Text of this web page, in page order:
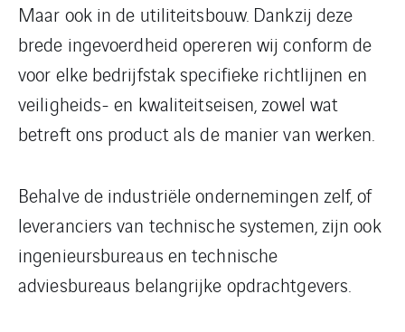
Maar ook in de utiliteitsbouw. Dankzij deze
brede ingevoerdheid opereren wij conform de
voor elke bedrijfstak specifieke richtlijnen en
veiligheids- en kwaliteitseisen, zowel wat
betreft ons product als de manier van werken.
Behalve de industriële ondernemingen zelf, of
leveranciers van technische systemen, zijn ook
ingenieursbureaus en technische
adviesbureaus belangrijke opdrachtgevers.